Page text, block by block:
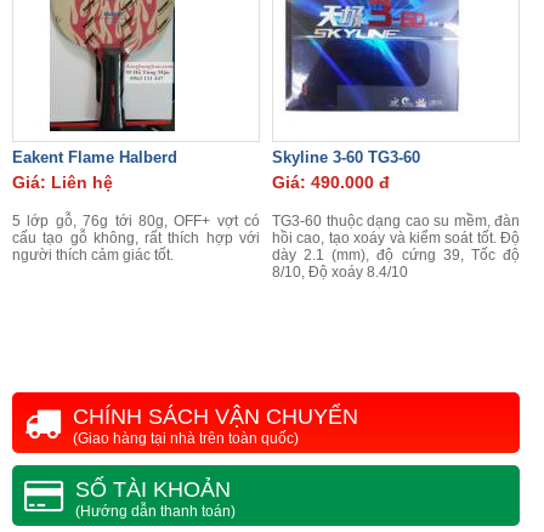
Eakent Flame Halberd
Giá: Liên hệ
5 lớp gỗ, 76g tới 80g, OFF+ vợt có
cấu tạo gỗ không, rất thích hợp với
người thích cảm giác tốt.
Skyline 3-60 TG3-60
Giá: 490.000 đ
TG3-60 thuộc dạng cao su mềm, đàn
hồi cao, tạo xoáy và kiểm soát tốt. Độ
dày 2.1 (mm), độ cứng 39, Tốc độ
8/10, Độ xoáy 8.4/10
CHÍNH SÁCH VẬN CHUYỂN
(Giao hàng tại nhà trên toàn quốc)
SỐ TÀI KHOẢN
(Hướng dẫn thanh toán)